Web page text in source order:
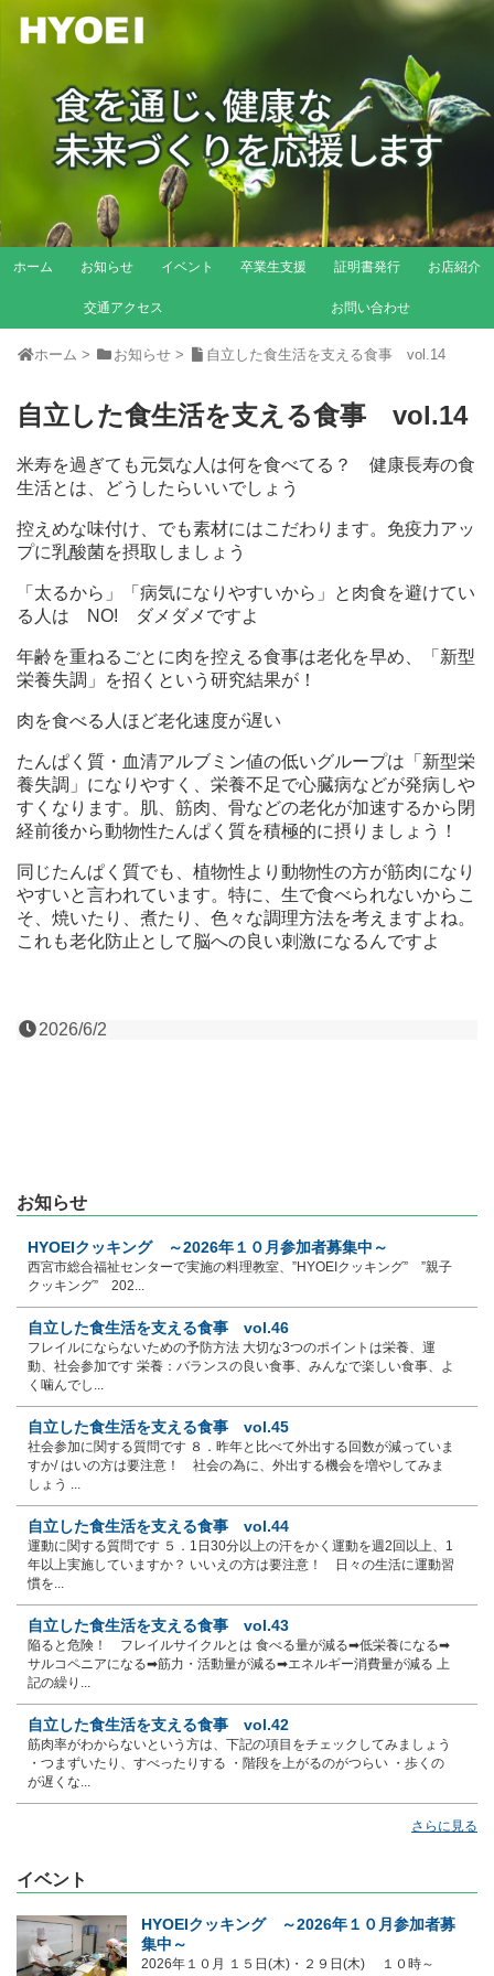
ホーム お知らせ イベント 卒業生支援 証明書発行 お店紹介
交通アクセス お問い合わせ
ホーム > お知らせ > 自立した食生活を支える食事 vol.14
自立した食生活を支える食事 vol.14
米寿を過ぎても元気な人は何を食べてる？ 健康長寿の食
生活とは、どうしたらいいでしょう
控えめな味付け、でも素材にはこだわります。免疫力アッ
プに乳酸菌を摂取しましょう
「太るから」「病気になりやすいから」と肉食を避けてい
る人は NO! ダメダメですよ
年齢を重ねるごとに肉を控える食事は老化を早め、「新型
栄養失調」を招くという研究結果が！
肉を食べる人ほど老化速度が遅い
たんぱく質・血清アルブミン値の低いグループは「新型栄
養失調」になりやすく、栄養不足で心臓病などが発病しや
すくなります。肌、筋肉、骨などの老化が加速するから閉
経前後から動物性たんぱく質を積極的に摂りましょう！
同じたんぱく質でも、植物性より動物性の方が筋肉になり
やすいと言われています。特に、生で食べられないからこ
そ、焼いたり、煮たり、色々な調理方法を考えますよね。
これも老化防止として脳への良い刺激になるんですよ
2026/6/2
お知らせ
HYOEIクッキング ～2026年１０月参加者募集中～
西宮市総合福祉センターで実施の料理教室、”HYOEIクッキング” ”親子
クッキング” 202...
自立した食生活を支える食事 vol.46
フレイルにならないための予防方法 大切な3つのポイントは栄養、運
動、社会参加です 栄養：バランスの良い食事、みんなで楽しい食事、よ
く噛んでし...
自立した食生活を支える食事 vol.45
社会参加に関する質問です ８．昨年と比べて外出する回数が減っていま
すか/ はいの方は要注意！ 社会の為に、外出する機会を増やしてみま
しょう ...
自立した食生活を支える食事 vol.44
運動に関する質問です ５．1日30分以上の汗をかく運動を週2回以上、1
年以上実施していますか？ いいえの方は要注意！ 日々の生活に運動習
慣を...
自立した食生活を支える食事 vol.43
陥ると危険！ フレイルサイクルとは 食べる量が減る➡低栄養になる➡
サルコペニアになる➡筋力・活動量が減る➡エネルギー消費量が減る 上
記の繰り...
自立した食生活を支える食事 vol.42
筋肉率がわからないという方は、下記の項目をチェックしてみましょう
・つまずいたり、すべったりする ・階段を上がるのがつらい ・歩くの
が遅くな...
さらに見る
イベント
HYOEIクッキング ～2026年１０月参加者募
集中～
2026年１０月 １５日(木)・２９日(木) １０時～